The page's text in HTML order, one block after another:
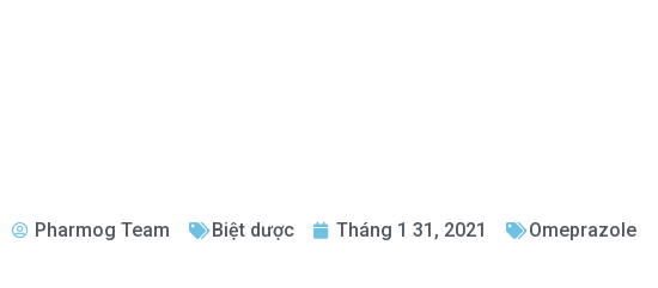
Pharmog Team Biệt dược Tháng 1 31, 2021 Omeprazole